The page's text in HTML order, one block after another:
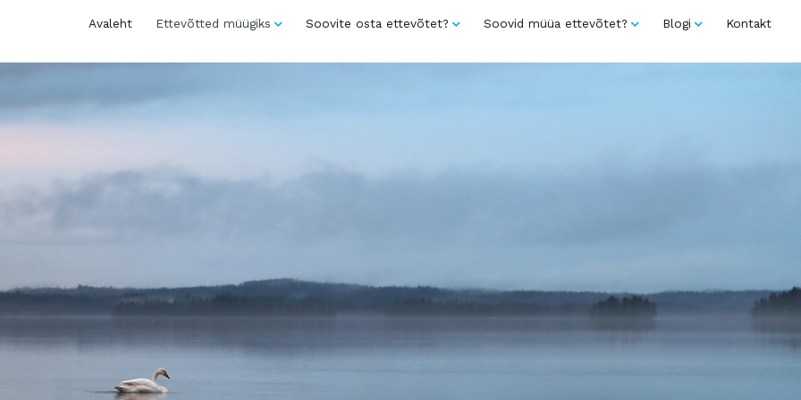
Avaleht Ettevõtted müügiks Soovite osta ettevõtet? Soovid müüa ettevõtet? Blogi Kontakt